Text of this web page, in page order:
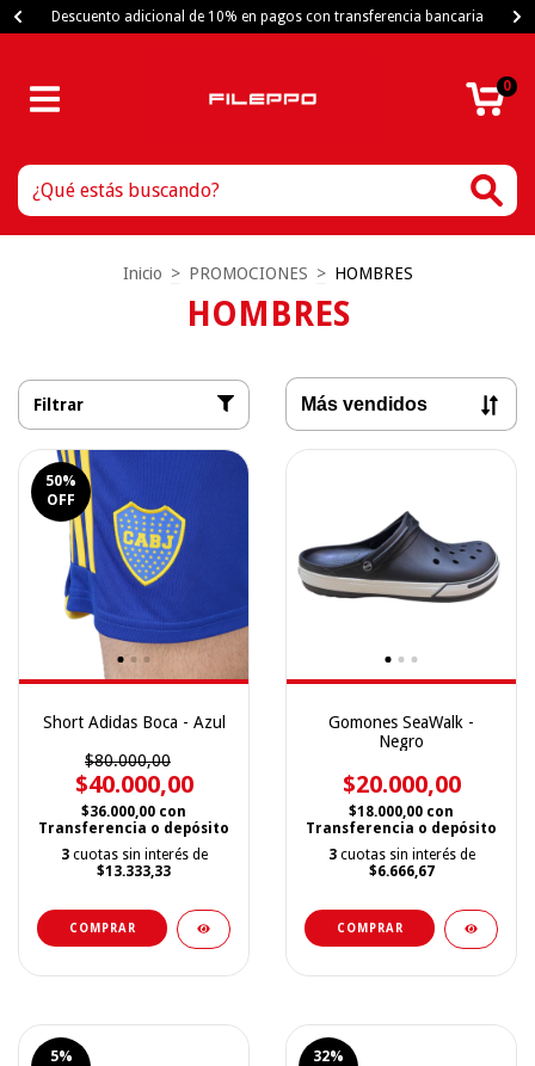
Descuento adicional de 10% en pagos con transferencia bancaria
0
Inicio > PROMOCIONES > HOMBRES
HOMBRES
Filtrar
50%
OFF
Short Adidas Boca - Azul
$80.000,00
$40.000,00
$36.000,00 con
Transferencia o depósito
3 cuotas sin interés de
$13.333,33
COMPRAR
Gomones SeaWalk -
Negro
$20.000,00
$18.000,00 con
Transferencia o depósito
3 cuotas sin interés de
$6.666,67
COMPRAR
5%
32%